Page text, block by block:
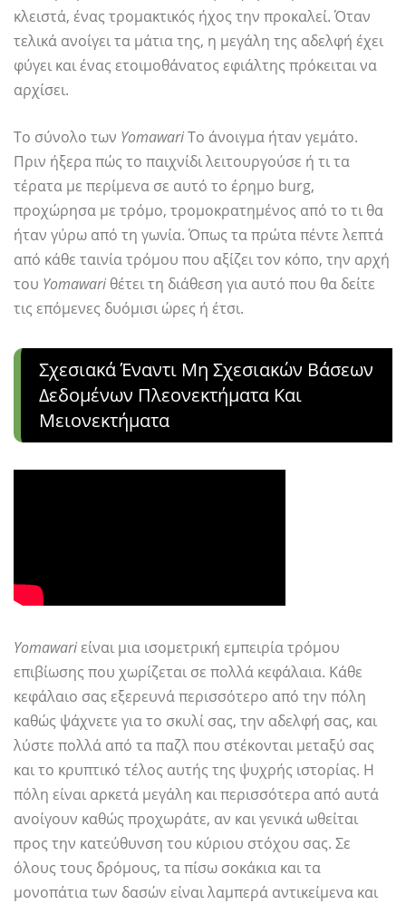
κλειστά, ένας τρομακτικός ήχος την προκαλεί. Όταν
τελικά ανοίγει τα μάτια της, η μεγάλη της αδελφή έχει
φύγει και ένας ετοιμοθάνατος εφιάλτης πρόκειται να
αρχίσει.
Το σύνολο των YomawariΤο άνοιγμα ήταν γεμάτο.
Πριν ήξερα πώς το παιχνίδι λειτουργούσε ή τι τα
τέρατα με περίμενα σε αυτό το έρημο burg,
προχώρησα με τρόμο, τρομοκρατημένος από το τι θα
ήταν γύρω από τη γωνία. Όπως τα πρώτα πέντε λεπτά
από κάθε ταινία τρόμου που αξίζει τον κόπο, την αρχή
του Yomawari θέτει τη διάθεση για αυτό που θα δείτε
τις επόμενες δυόμισι ώρες ή έτσι.
Σχεσιακά Έναντι Μη Σχεσιακών Βάσεων
Δεδομένων Πλεονεκτήματα Και
Μειονεκτήματα
Yomawariείναι μια ισομετρική εμπειρία τρόμου
επιβίωσης που χωρίζεται σε πολλά κεφάλαια. Κάθε
κεφάλαιο σας εξερευνά περισσότερο από την πόλη
καθώς ψάχνετε για το σκυλί σας, την αδελφή σας, και
λύστε πολλά από τα παζλ που στέκονται μεταξύ σας
και το κρυπτικό τέλος αυτής της ψυχρής ιστορίας. Η
πόλη είναι αρκετά μεγάλη και περισσότερα από αυτά
ανοίγουν καθώς προχωράτε, αν και γενικά ωθείται
προς την κατεύθυνση του κύριου στόχου σας. Σε
όλους τους δρόμους, τα πίσω σοκάκια και τα
μονοπάτια των δασών είναι λαμπερά αντικείμενα και